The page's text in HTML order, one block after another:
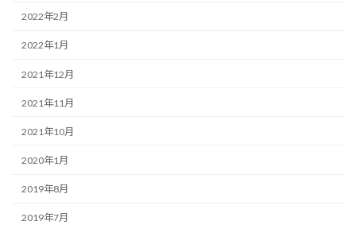
2022年2月
2022年1月
2021年12月
2021年11月
2021年10月
2020年1月
2019年8月
2019年7月